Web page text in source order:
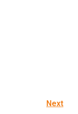
Next